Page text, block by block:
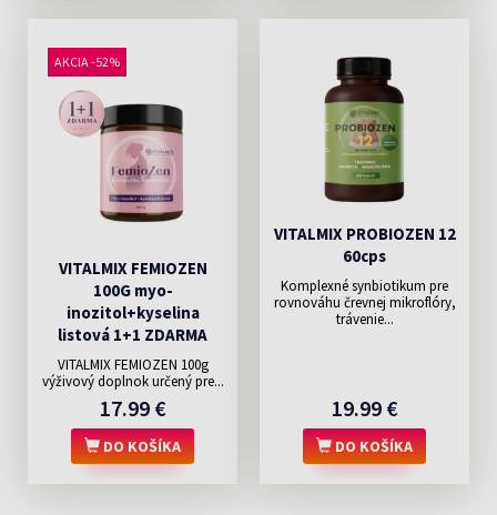
AKCIA -52%
VITALMIX FEMIOZEN
100G myo-
inozitol+kyselina
listová 1+1 ZDARMA
VITALMIX FEMIOZEN 100g
výživový doplnok určený pre...
17.99 €
DO KOŠÍKA
VITALMIX PROBIOZEN 12
60cps
Komplexné synbiotikum pre
rovnováhu črevnej mikroflóry,
trávenie...
19.99 €
DO KOŠÍKA